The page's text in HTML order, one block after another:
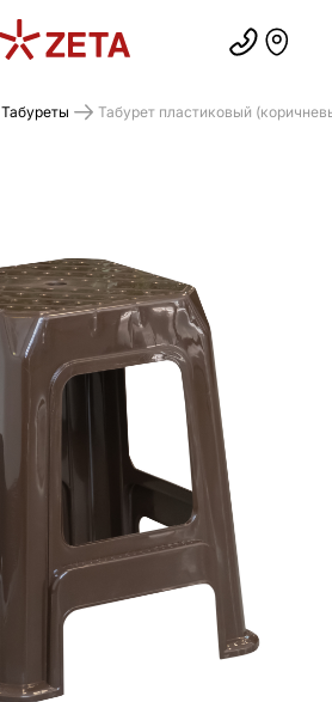
Табуреты Табурет пластиковый